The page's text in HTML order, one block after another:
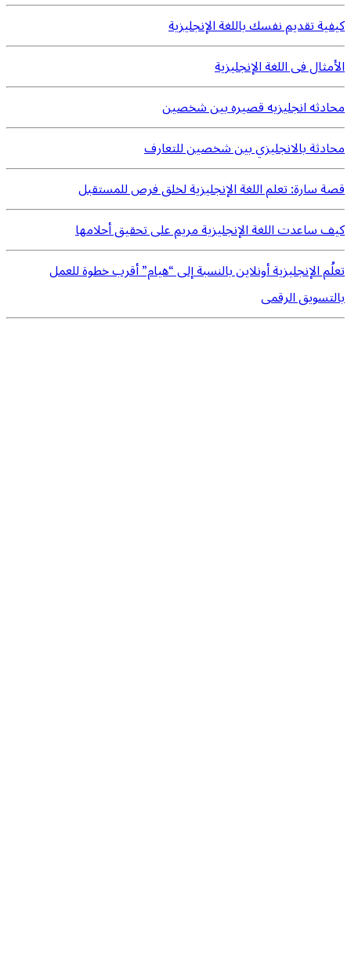
كيفية تقديم نفسك باللغة الإنجليزية
الأمثال فى اللغة الإنجليزية
محادثه انجليزيه قصيره بين شخصين
محادثة بالانجليزي بين شخصين للتعارف
قصة سارة: تعلم اللغة الإنجليزية لخلق فرص للمستقبل
كيف ساعدت اللغة الإنجليزية مريم على تحقيق أحلامها
تعلُم الإنجليزية أونلاين بالنسبة إلى “هيام” أقرب خطوة للعمل
بالتسويق الرقمى